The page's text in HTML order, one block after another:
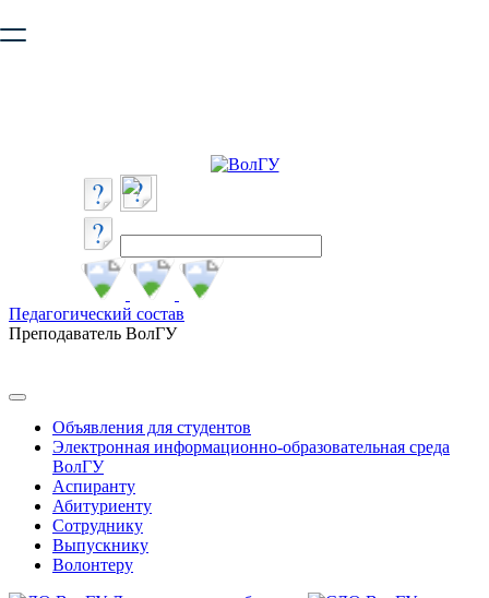
безопасную работу с сайтом. Пожалуйста
Педагогический состав
Преподаватель ВолГУ
Объявления для студентов
Электронная информационно-образовательная среда
ВолГУ
Аспиранту
Абитуриенту
Сотруднику
Выпускнику
Волонтеру